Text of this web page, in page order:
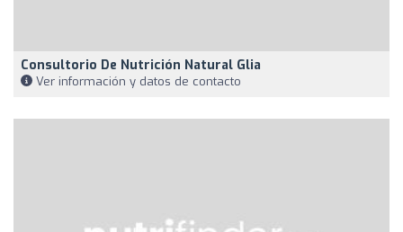
Consultorio De Nutrición Natural Glia
Ver información y datos de contacto